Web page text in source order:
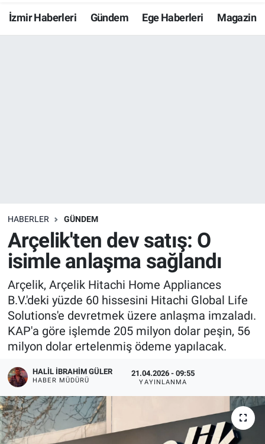
İzmir Haberleri Gündem Ege Haberleri Magazin
HABERLER GÜNDEM
Arçelik'ten dev satış: O
isimle anlaşma sağlandı
Arçelik, Arçelik Hitachi Home Appliances
B.V.'deki yüzde 60 hissesini Hitachi Global Life
Solutions'e devretmek üzere anlaşma imzaladı.
KAP'a göre işlemde 205 milyon dolar peşin, 56
milyon dolar ertelenmiş ödeme yapılacak.
HALIL İBRAHIM GÜLER
HABER MÜDÜRÜ
21.04.2026 - 09:55
YAYINLANMA
Resmi İlanlar